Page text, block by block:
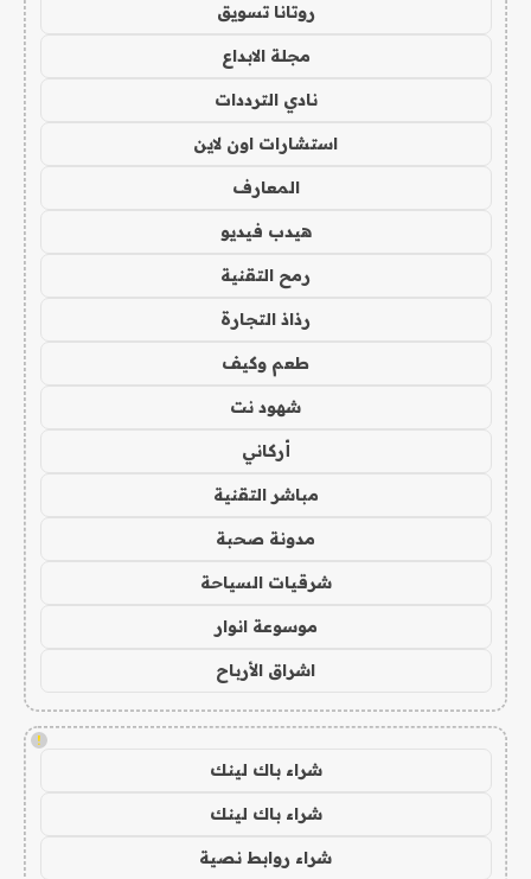
روتانا تسويق
مجلة الابداع
نادي الترددات
استشارات اون لاين
المعارف
هيدب فيديو
رمح التقنية
رذاذ التجارة
طعم وكيف
شهود نت
أركاني
مباشر التقنية
مدونة صحبة
شرقيات السياحة
موسوعة انوار
اشراق الأرباح
!
شراء باك لينك
شراء باك لينك
شراء روابط نصية